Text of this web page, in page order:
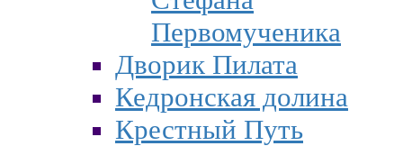
Первомученика
Дворик Пилата
Кедронская долина
Крестный Путь